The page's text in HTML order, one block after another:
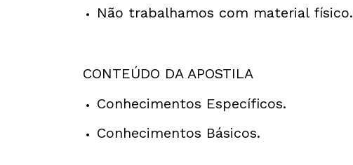
Não trabalhamos com material físico.
CONTEÚDO DA APOSTILA
Conhecimentos Específicos.
Conhecimentos Básicos.